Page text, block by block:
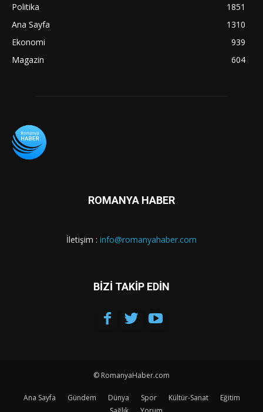
Politika
1851
Ana Sayfa
1310
Ekonomi
939
Magazin
604
ROMANYA HABER
İletişim : info@romanyahaber.com
BİZİ TAKİP EDİN
© RomanyaHaber.com
Ana Sayfa Gündem Dünya Spor Kültür-Sanat
Eğitim